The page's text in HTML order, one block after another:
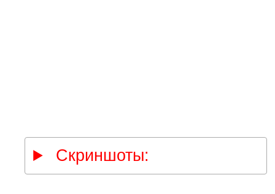
Скриншоты: